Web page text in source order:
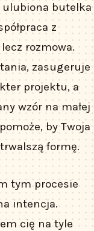
ulubiona butelka
z
rozmowa.
zasugeruje
projektu, a
wzór na małej
by Twoja
formę.
tym procesie
intencja.
cię na tyle